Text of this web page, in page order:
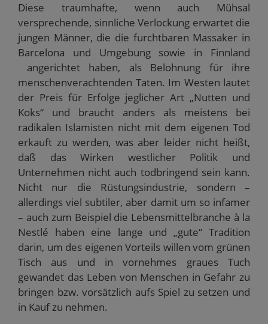
Diese traumhafte, wenn auch Mühsal
versprechende, sinnliche Verlockung erwartet die
jungen Männer, die die furchtbaren Massaker in
Barcelona und Umgebung sowie in Finnland
angerichtet haben, als Belohnung für ihre
menschenverachtenden Taten. Im Westen lautet
der Preis für Erfolge jeglicher Art „Nutten und
Koks“ und braucht anders als meistens bei
radikalen Islamisten nicht mit dem eigenen Tod
erkauft zu werden, was aber leider nicht heißt,
daß das Wirken westlicher Politik und
Unternehmen nicht auch todbringend sein kann.
Nicht nur die Rüstungsindustrie, sondern –
allerdings viel subtiler, aber damit um so infamer
– auch zum Beispiel die Lebensmittelbranche à la
Nestlé haben eine lange und „gute“ Tradition
darin, um des eigenen Vorteils willen vom grünen
Tisch aus und in vornehmes graues Tuch
gewandet das Leben von Menschen in Gefahr zu
bringen bzw. vorsätzlich aufs Spiel zu setzen und
in Kauf zu nehmen.